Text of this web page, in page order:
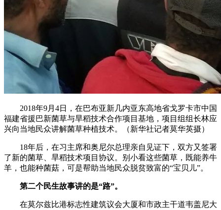
2018年9月4日，在巴布亚新几内亚东高地省戈罗卡市中国
福建省援巴新菌草与旱稻技术合作项目基地，项目组组长林应
兴向当地民众讲解菌草种植技术。（新华社记者莫华英摄）
18年后，在习主席和奥尼尔总理亲自见证下，双方又签署
了新的菌草、旱稻技术项目协议。别小看这些菌草，既能养牛
羊，也能种菌菇，可是帮助当地民众脱贫致富的“宝贝儿”。
第二个民生故事讲的是“路”。
在莫尔兹比港标志性建筑议会大厦和市政主干道韦盖尼大